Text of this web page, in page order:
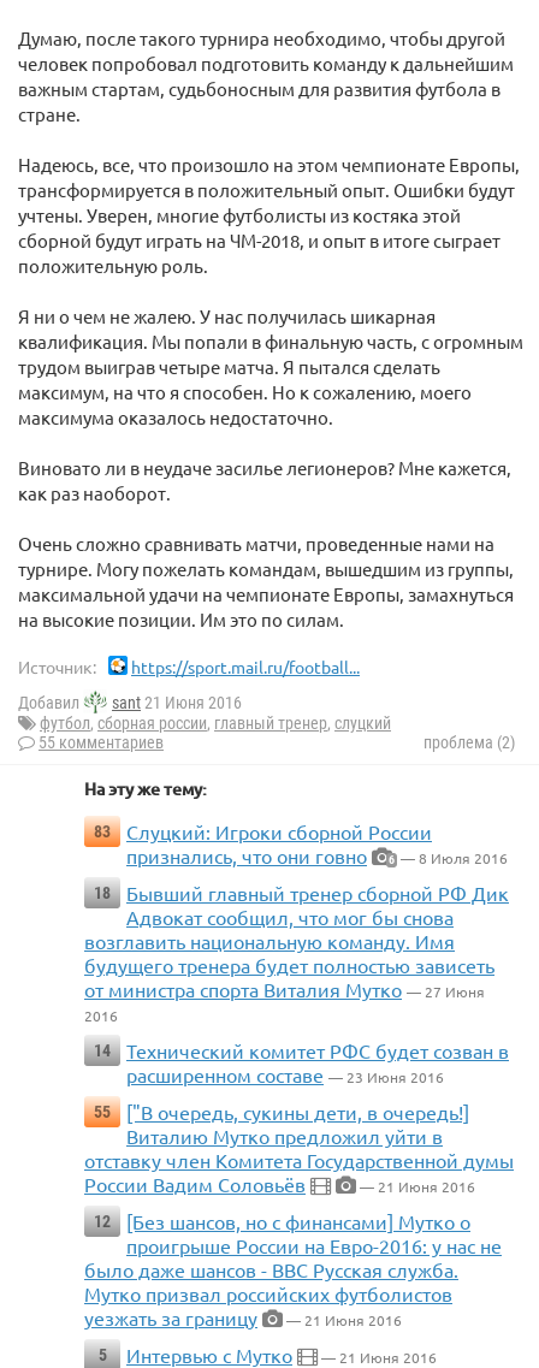
Думаю, после такого турнира необходимо, чтобы другой
человек попробовал подготовить команду к дальнейшим
важным стартам, судьбоносным для развития футбола в
стране.
Надеюсь, все, что произошло на этом чемпионате Европы,
трансформируется в положительный опыт. Ошибки будут
учтены. Уверен, многие футболисты из костяка этой
сборной будут играть на ЧМ-2018, и опыт в итоге сыграет
положительную роль.
Я ни о чем не жалею. У нас получилась шикарная
квалификация. Мы попали в финальную часть, с огромным
трудом выиграв четыре матча. Я пытался сделать
максимум, на что я способен. Но к сожалению, моего
максимума оказалось недостаточно.
Виновато ли в неудаче засилье легионеров? Мне кажется,
как раз наоборот.
Очень сложно сравнивать матчи, проведенные нами на
турнире. Могу пожелать командам, вышедшим из группы,
максимальной удачи на чемпионате Европы, замахнуться
на высокие позиции. Им это по силам.
Источник: https://sport.mail.ru/football...
Добавил sant21 Июня 2016
футбол, сборная россии, главный тренер, слуцкий
55 комментариев
проблема (2)
На эту же тему:
83
Слуцкий: Игроки сборной России
признались, что они говно
6 — 8 Июля 2016
18
Бывший главный тренер сборной РФ Дик
Адвокат сообщил, что мог бы снова
возглавить национальную команду. Имя
будущего тренера будет полностью зависеть
от министра спорта Виталия Мутко — 27 Июня
2016
14
Технический комитет РФС будет созван в
расширенном составе — 23 Июня 2016
55
["В очередь, сукины дети, в очередь!]
Виталию Мутко предложил уйти в
отставку член Комитета Государственной думы
России Вадим Соловьёв
— 21 Июня 2016
12
[Без шансов, но с финансами] Мутко о
проигрыше России на Евро-2016: у нас не
было даже шансов - BBC Русская служба.
Мутко призвал российских футболистов
уезжать за границу
— 21 Июня 2016
5
Интервью с Мутко
— 21 Июня 2016